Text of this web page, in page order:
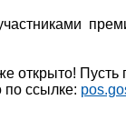
открыто!
ссылке: